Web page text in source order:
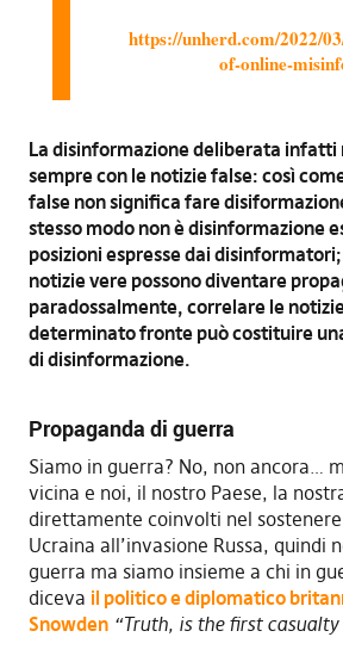
https://unherd.com/2022/
of-online-
La disinformazione deliberata infatti
sempre con le notizie false: così
false non significa fare
stesso modo non è disinformazione
posizioni espresse dai
notizie vere possono diventare
paradossalmente, correlare le
determinato fronte può costituire
di disinformazione.
Propaganda di guerra
Siamo in guerra? No, non ancora…
vicina e noi, il nostro Paese, la
direttamente coinvolti nel
Ucraina all’invasione Russa, quindi
guerra ma siamo insieme a chi in
diceva il politico e diplomatico
Snowden “Truth, is the first